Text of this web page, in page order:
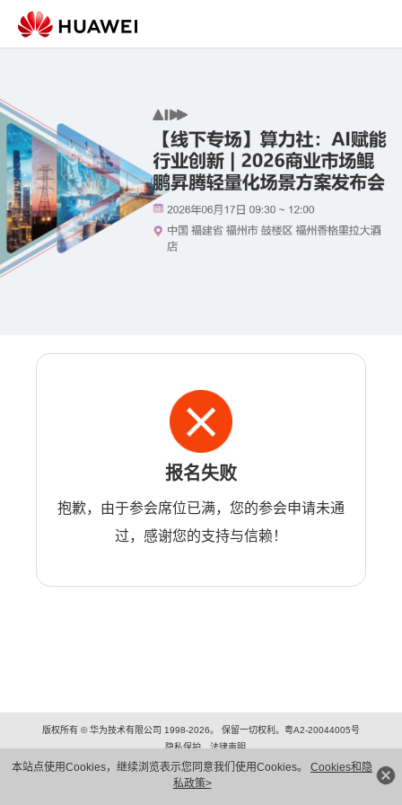
本站点使用Cookies，继续浏览表示您同意我们使用Cookies。 Cookies和隐
私政策>
报名失败
抱歉，由于参会席位已满，您的参会申请未通
过，感谢您的支持与信赖！
版权所有 © 华为技术有限公司 1998-2026。 保留一切权利。粤A2-20044005号
隐私保护
法律声明